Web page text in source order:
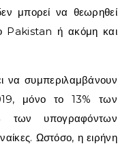
μπορεί να θεωρηθεί
Pakistan ή ακόμη και
να συμπεριλαμβάνουν
μόνο το 13% των
των υπογραφόντων
Ωστόσο, η ειρήνη